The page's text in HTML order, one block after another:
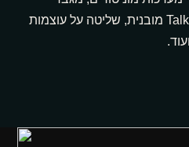
אוזניות מובנה, מערכת Talkback מובנית, שליטה על עוצמות
מראש במתחם שלנו.
וניצור איתכם קשר לתיאום